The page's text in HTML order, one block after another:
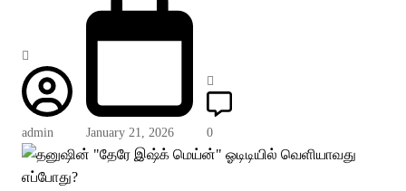
admin January 21, 2026 0